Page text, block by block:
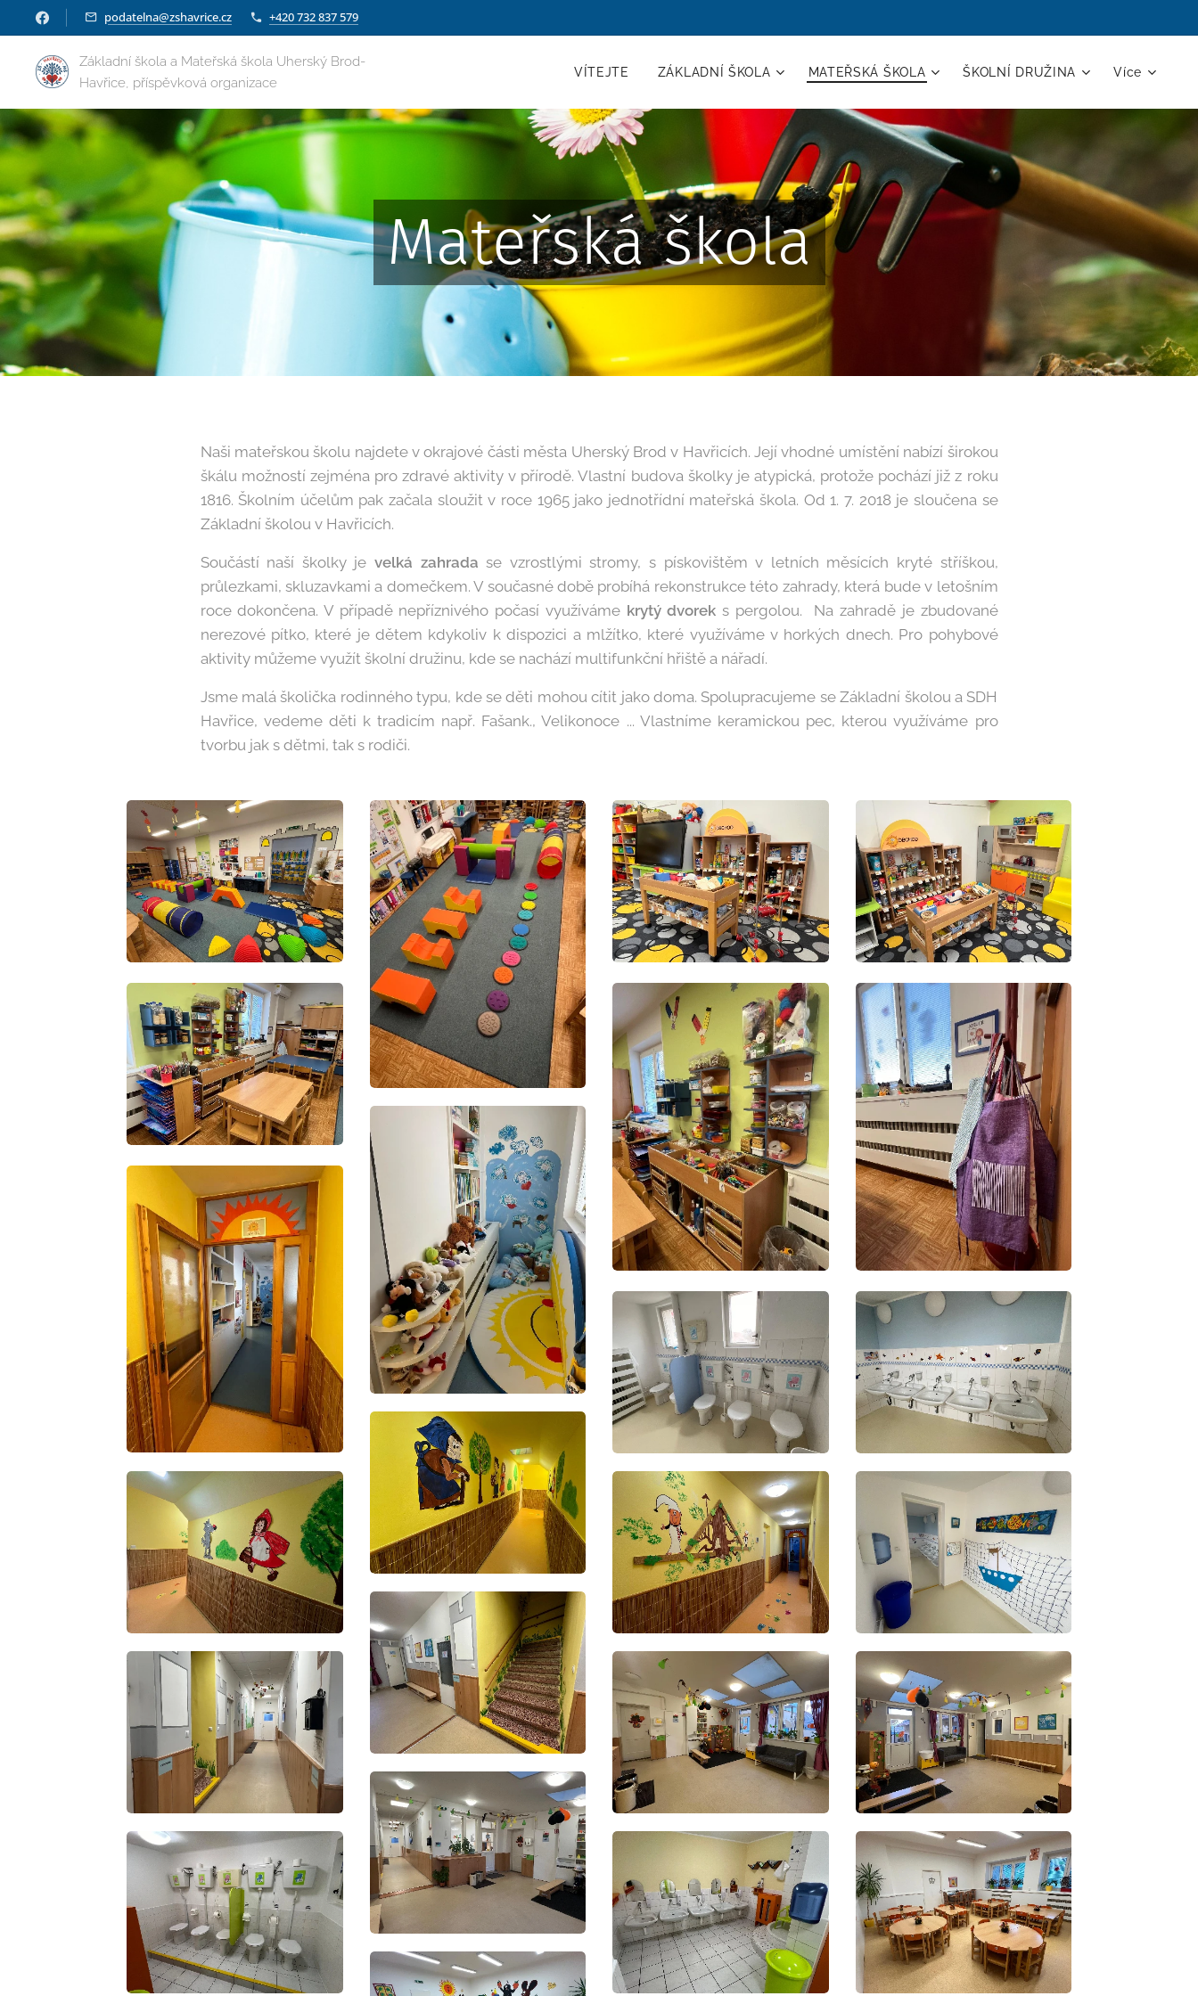
podatelna@zshavrice.cz +420 732 837 579
Základní škola a Mateřská škola Uherský Brod-
Havřice, příspěvková organizace
VÍTEJTE ZÁKLADNÍ ŠKOLA MATEŘSKÁ ŠKOLA ŠKOLNÍ DRUŽINA Více
Mateřská škola
Naši mateřskou školu najdete v okrajové části města Uherský Brod v Havřicích. Její vhodné umístění nabízí širokou
škálu možností zejména pro zdravé aktivity v přírodě. Vlastní budova školky je atypická, protože pochází již z roku
1816. Školním účelům pak začala sloužit v roce 1965 jako jednotřídní mateřská škola. Od 1. 7. 2018 je sloučena se
Základní školou v Havřicích.
Součástí naší školky je velká zahrada se vzrostlými stromy, s pískovištěm v letních měsících kryté stříškou,
průlezkami, skluzavkami a domečkem. V současné době probíhá rekonstrukce této zahrady, která bude v letošním
roce dokončena. V případě nepříznivého počasí využíváme krytý dvoreks pergolou. Na zahradě je zbudované
nerezové pítko, které je dětem kdykoliv k dispozici a mlžítko, které využíváme v horkých dnech. Pro pohybové
aktivity můžeme využít školní družinu, kde se nachází multifunkční hřiště a nářadí.
Jsme malá školička rodinného typu, kde se děti mohou cítit jako doma. Spolupracujeme se Základní školou a SDH
Havřice, vedeme děti k tradicím např. Fašank., Velikonoce ... Vlastníme keramickou pec, kterou využíváme pro
tvorbu jak s dětmi, tak s rodiči.